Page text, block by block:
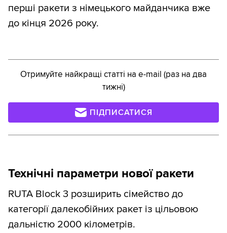
перші ракети з німецького майданчика вже
до кінця 2026 року.
Отримуйте найкращі статті на e-mail (раз на два
тижні)
ПІДПИСАТИСЯ
Технічні параметри нової ракети
RUTA Block 3 розширить сімейство до
категорії далекобійних ракет із цільовою
дальністю 2000 кілометрів.